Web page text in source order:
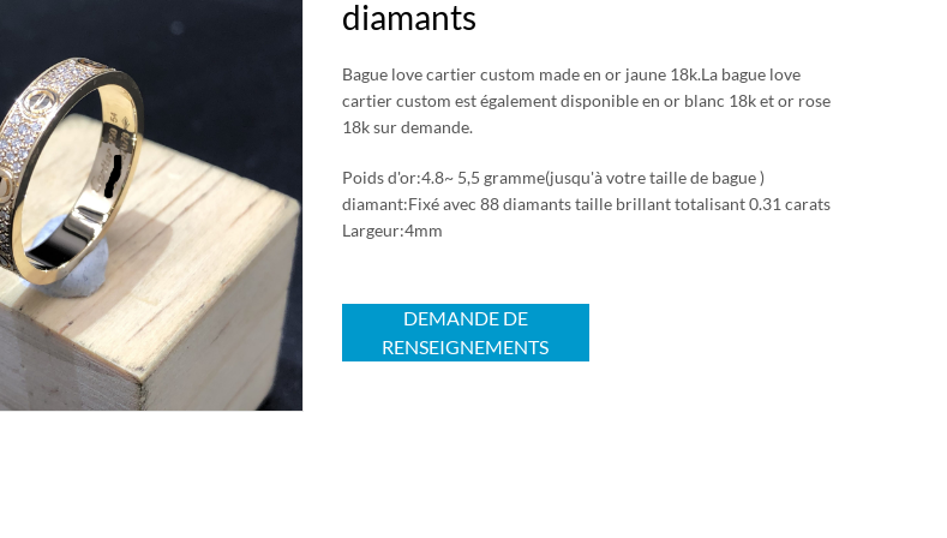
diamants
Bague love cartier custom made en or jaune 18k.La bague love
cartier custom est également disponible en or blanc 18k et or rose
18k sur demande.
Poids d'or:4.8~ 5,5 gramme(jusqu'à votre taille de bague )
diamant:Fixé avec 88 diamants taille brillant totalisant 0.31 carats
Largeur:4mm
DEMANDE DE
RENSEIGNEMENTS